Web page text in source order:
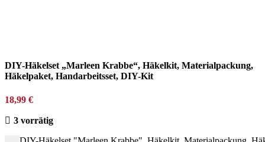
DIY-Häkelset „Marleen Krabbe“, Häkelkit, Materialpackung,
Häkelpaket, Handarbeitsset, DIY-Kit
18,99 €
3 vorrätig